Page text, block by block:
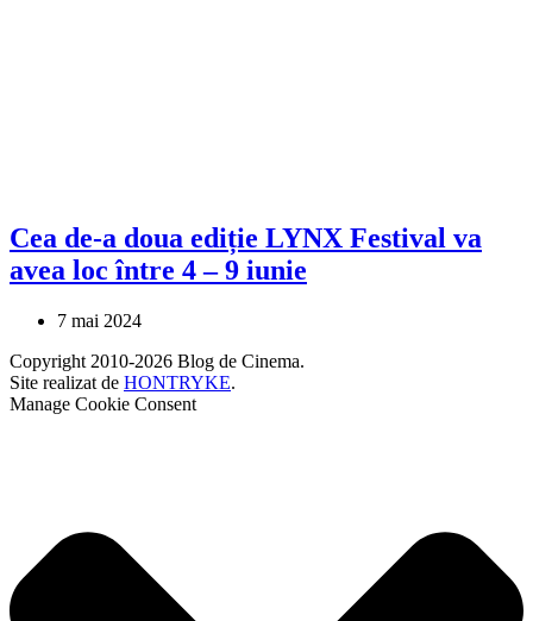
Cea de-a doua ediție LYNX Festival va
avea loc între 4 – 9 iunie
7 mai 2024
Copyright 2010-2026 Blog de Cinema.
Site realizat de HONTRYKE.
Manage Cookie Consent